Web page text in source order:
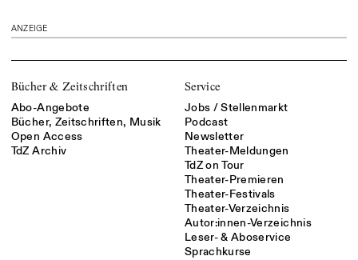
ANZEIGE
Bücher & Zeitschriften
Abo-Angebote
Bücher, Zeitschriften, Musik
Open Access
TdZ Archiv
Service
Jobs / Stellenmarkt
Podcast
Newsletter
Theater-Meldungen
TdZ on Tour
Theater-Premieren
Theater-Festivals
Theater-Verzeichnis
Autor:innen-Verzeichnis
Leser- & Aboservice
Sprachkurse